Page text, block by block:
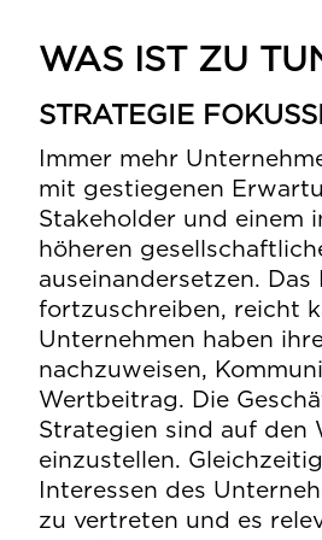
WAS IST ZU
STRATEGIE
Immer mehr
mit gestiegenen
Stakeholder und einem
höheren
auseinandersetzen. Das
fortzuschreiben, reicht
Unternehmen haben
nachzuweisen,
Wertbeitrag. Die
Strategien sind auf den
einzustellen.
Interessen des
zu vertreten und es